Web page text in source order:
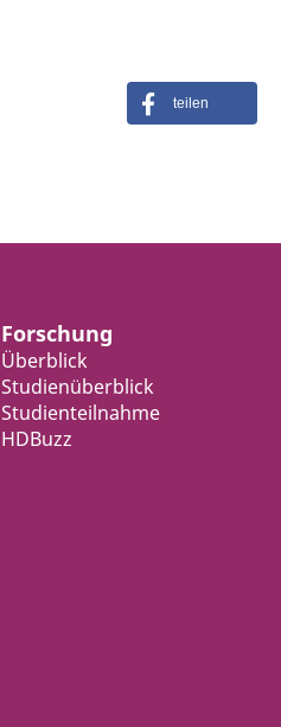
teilen
Forschung
Überblick
Studienüberblick
Studienteilnahme
HDBuzz